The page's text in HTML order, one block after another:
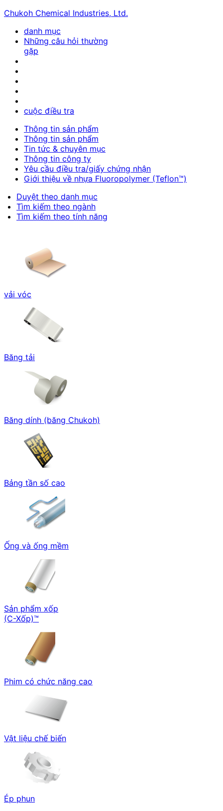
Chukoh Chemical Industries, Ltd.
danh mục
Những câu hỏi thường
gặp
cuộc điều tra
Thông tin sản phẩm
Thông tin sản phẩm
Tin tức & chuyên mục
Thông tin công ty
Yêu cầu điều tra/giấy chứng nhận
Giới thiệu về nhựa Fluoropolymer (Teflon™)
Duyệt theo danh mục
Tìm kiếm theo ngành
Tìm kiếm theo tính năng
vải vóc
Băng tải
Băng dính (băng Chukoh)
Bảng tần số cao
Ống và ống mềm
Sản phẩm xốp
(C-Xốp)™
Phim có chức năng cao
Vật liệu chế biến
Ép phun